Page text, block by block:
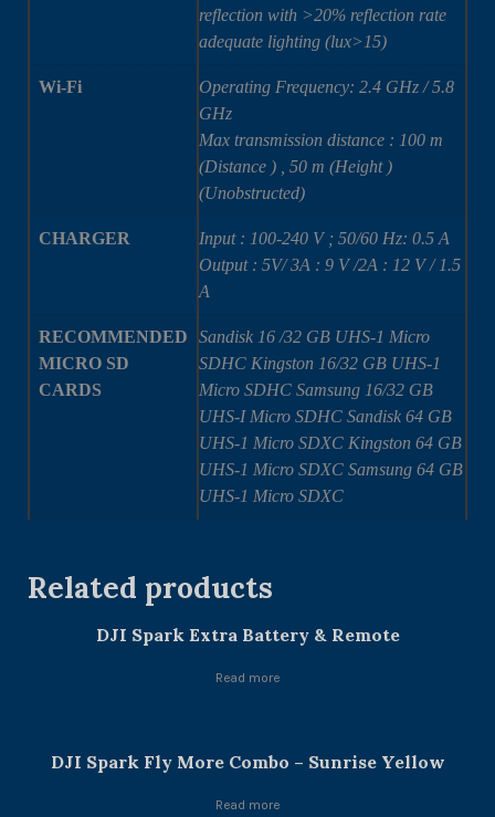
reflection with >20% reflection rate
adequate lighting (lux>15)
Wi-Fi
Operating Frequency: 2.4 GHz / 5.8
GHz
Max transmission distance : 100 m
(Distance ) , 50 m (Height )
(Unobstructed)
CHARGER
Input : 100-240 V ; 50/60 Hz: 0.5 A
Output : 5V/ 3A : 9 V /2A : 12 V / 1.5
A
RECOMMENDED
MICRO SD
CARDS
Sandisk 16 /32 GB UHS-1 Micro
SDHC Kingston 16/32 GB UHS-1
Micro SDHC Samsung 16/32 GB
UHS-I Micro SDHC Sandisk 64 GB
UHS-1 Micro SDXC Kingston 64 GB
UHS-1 Micro SDXC Samsung 64 GB
UHS-1 Micro SDXC
Related products
DJI Spark Extra Battery & Remote
Read more
DJI Spark Fly More Combo – Sunrise Yellow
Read more